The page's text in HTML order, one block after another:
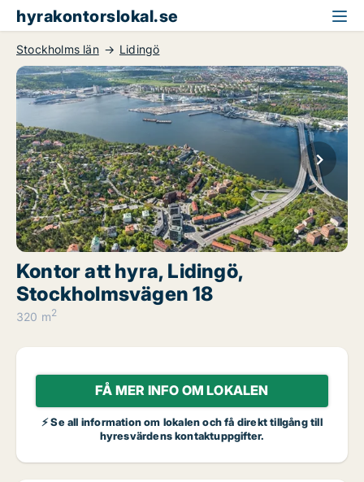
hyrakontorslokal.se
Stockholms län Lidingö
Kontor att hyra, Lidingö,
Stockholmsvägen 18
320 m2
FÅ MER INFO OM LOKALEN
⚡ Se all information om lokalen och få direkt tillgång till
hyresvärdens kontaktuppgifter.